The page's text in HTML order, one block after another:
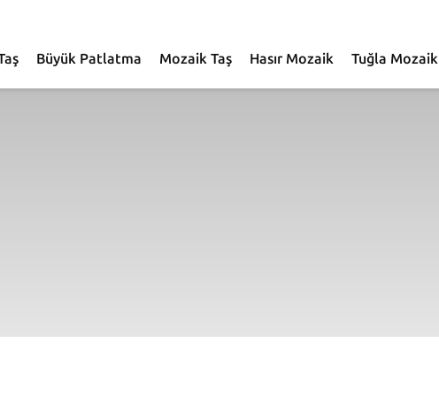
Büyük Patlatma Mozaik Taş Hasır Mozaik Tuğla Mozaik